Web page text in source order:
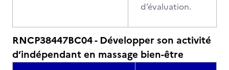
d’évaluation.
RNCP38447BC04 - Développer son activité
d’indépendant en massage bien-être